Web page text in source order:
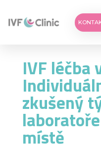
IVF léčba
zkušený
místě